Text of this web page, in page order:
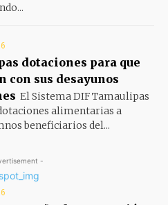
dotaciones para que
con sus desayunos
El Sistema DIF Tamaulipas
alimentarias a
beneficiarios del...
-